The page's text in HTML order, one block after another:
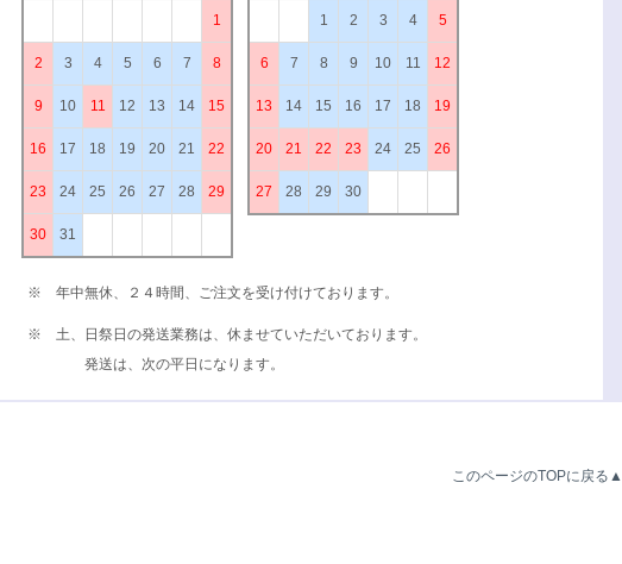
1
2 3 4 5 6 7 8
9 10 11 12 13 14 15
16 17 18 19 20 21 22
23 24 25 26 27 28 29
30 31
1 2 3 4 5
6 7 8 9 10 11 12
13 14 15 16 17 18 19
20 21 22 23 24 25 26
27 28 29 30
※ 年中無休、２４時間、ご注文を受け付けております。
※ 土、日祭日の発送業務は、休ませていただいております。
発送は、次の平日になります。
このページのTOPに戻る▲